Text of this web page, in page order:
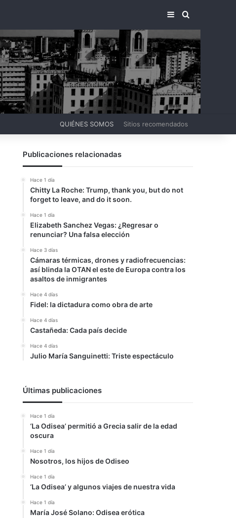
BARRA LATERAL
BUSCAR
QUIÉNES SOMOS Sitios recomendados
Publicaciones relacionadas
Hace 1 día
Chitty La Roche: Trump, thank you, but do not
forget to leave, and do it soon.
Hace 1 día
Elizabeth Sanchez Vegas: ¿Regresar o
renunciar? Una falsa elección
Hace 3 días
Cámaras térmicas, drones y radiofrecuencias:
así blinda la OTAN el este de Europa contra los
asaltos de inmigrantes
Hace 4 días
Fidel: la dictadura como obra de arte
Hace 4 días
Castañeda: Cada país decide
Hace 4 días
Julio María Sanguinetti: Triste espectáculo
Últimas publicaciones
Hace 1 día
‘La Odisea’ permitió a Grecia salir de la edad
oscura
Hace 1 día
Nosotros, los hijos de Odiseo
Hace 1 día
‘La Odisea’ y algunos viajes de nuestra vida
Hace 1 día
María José Solano: Odisea erótica